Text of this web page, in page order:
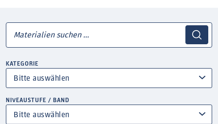
KATEGORIE
NIVEAUSTUFE / BAND